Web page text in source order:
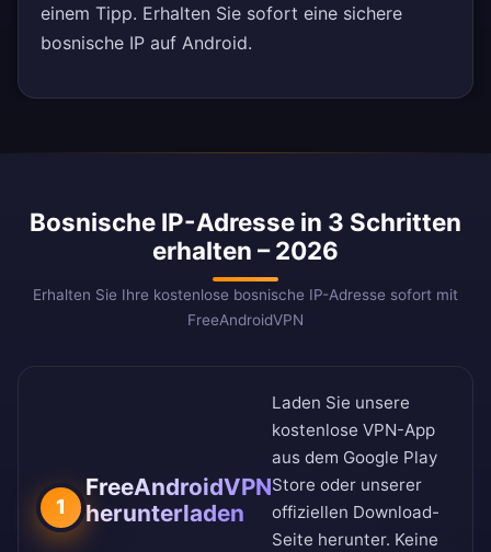
einem Tipp. Erhalten Sie sofort eine sichere
bosnische IP auf Android.
Bosnische IP-Adresse in 3 Schritten
erhalten – 2026
Erhalten Sie Ihre kostenlose bosnische IP-Adresse sofort mit
FreeAndroidVPN
1
FreeAndroidVPN
herunterladen
Laden Sie unsere
kostenlose VPN-App
aus dem Google Play
Store oder unserer
offiziellen Download-
Seite herunter. Keine